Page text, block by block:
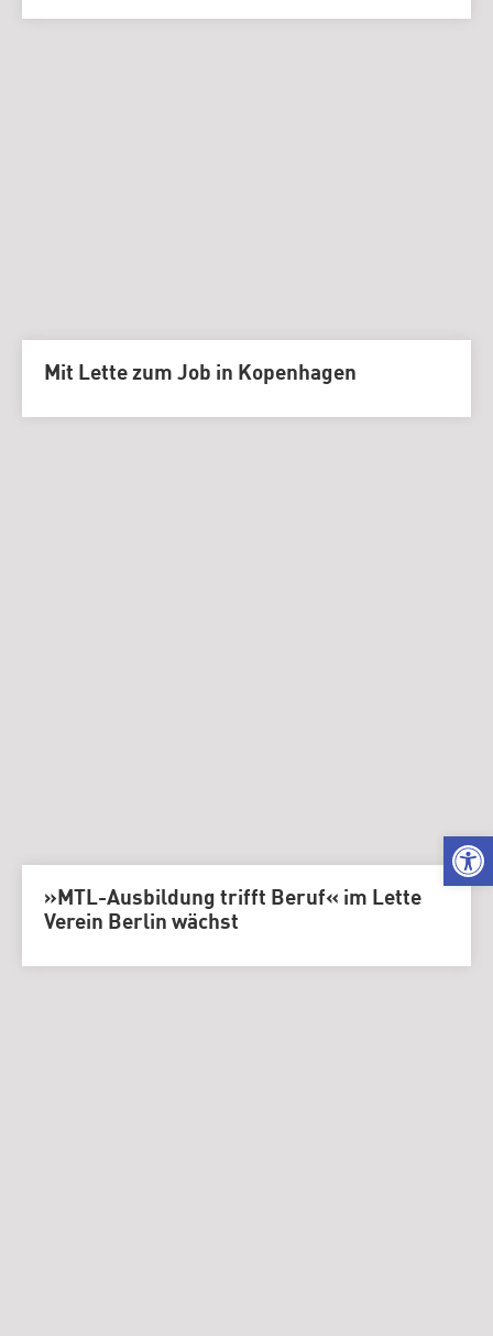
Mit Lette zum Job in Kopenhagen
»MTL-Ausbildung trifft Beruf« im Lette
Verein Berlin wächst